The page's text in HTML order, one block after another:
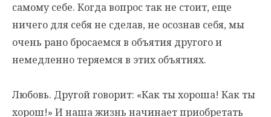
самому себе. Когда вопрос так не стоит, еще
ничего для себя не сделав, не осознав себя, мы
очень рано бросаемся в объятия другого и
немедленно теряемся в этих объятиях.
Любовь. Другой говорит: «Как ты хороша! Как ты
хорош!» И наша жизнь начинает приобретать